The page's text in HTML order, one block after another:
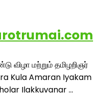
மற்றும் தமிழறிஞர்
Kula Amaran Iyakam
Ilakkuvanar ...